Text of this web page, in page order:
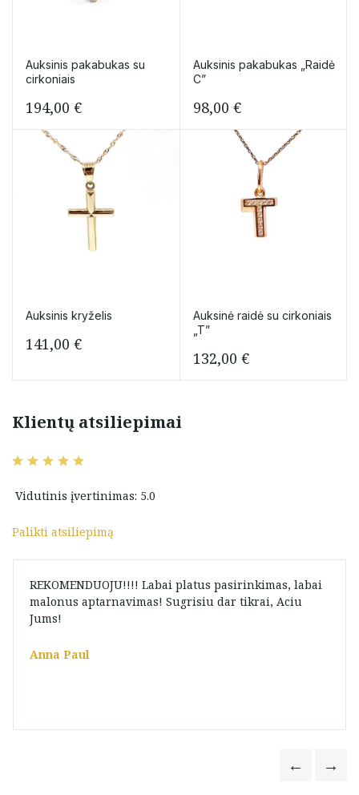
Auksinis pakabukas su
cirkoniais
194,00 €
Auksinis pakabukas „Raidė
C”
98,00 €
Auksinis kryželis
141,00 €
Auksinė raidė su cirkoniais
„T”
132,00 €
Klientų atsiliepimai
Vidutinis įvertinimas: 5.0
Palikti atsiliepimą
REKOMENDUOJU!!!! Labai platus pasirinkimas, labai
malonus aptarnavimas! Sugrisiu dar tikrai, Aciu
Jums!
Anna Paul